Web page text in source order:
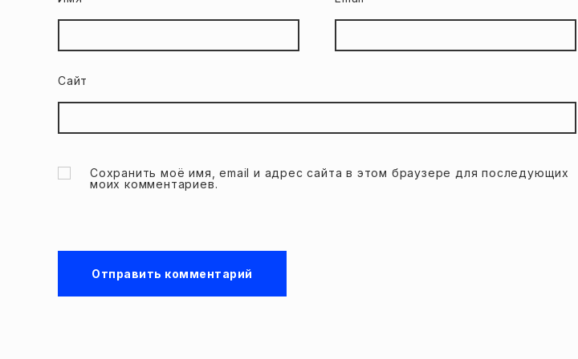
Сайт
Сохранить моё имя, email и адрес сайта в этом браузере для последующих
моих комментариев.